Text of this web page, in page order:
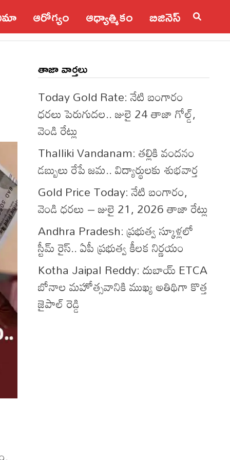
ఆరోగ్యం ఆధ్యాత్మికం బిజినెస్
తాజా వార్తలు
Today Gold Rate: నేటి బంగారం
ధరలు పెరుగుదల.. జులై 24 తాజా గోల్డ్,
వెండి రేట్లు
Thalliki Vandanam: తల్లికి వందనం
డబ్బులు రేపే జమ.. విద్యార్థులకు శుభవార్త
Gold Price Today: నేటి బంగారం,
వెండి ధరలు – జులై 21, 2026 తాజా రేట్లు
Andhra Pradesh: ప్రభుత్వ స్కూళ్లలో
స్టీమ్ రైస్.. ఏపీ ప్రభుత్వ కీలక నిర్ణయం
Kotha Jaipal Reddy: దుబాయ్ ETCA
బోనాల మహోత్సవానికి ముఖ్య అతిథిగా కొత్త
జైపాల్ రెడ్డి